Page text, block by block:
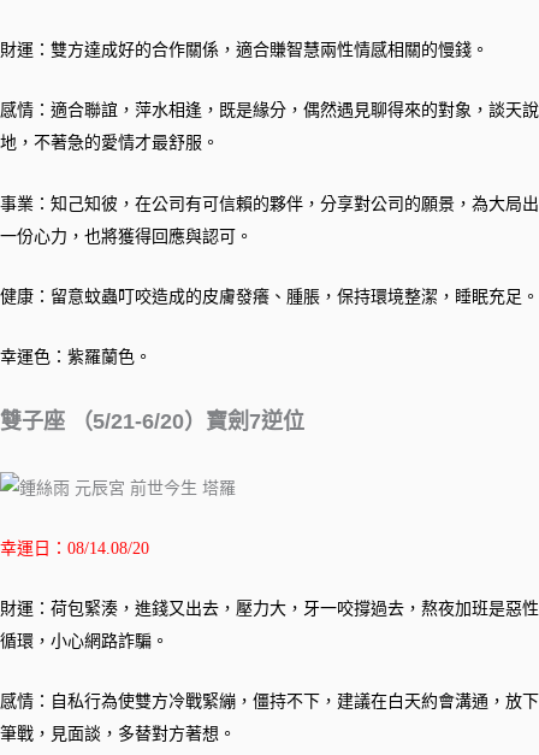
財運：雙方達成好的合作關係，適合賺智慧兩性情感相關的慢錢。
感情：適合聯誼，萍水相逢，既是緣分，偶然遇見聊得來的對象，談天說
地，不著急的愛情才最舒服。
事業：知己知彼，在公司有可信賴的夥伴，分享對公司的願景，為大局出
一份心力，也將獲得回應與認可。
健康：留意蚊蟲叮咬造成的皮膚發癢、腫脹，保持環境整潔，睡眠充足。
幸運色：紫羅蘭色。
雙子座 （5/21-6/20）寶劍7逆位
幸運日：08/14.08/20
財運：荷包緊湊，進錢又出去，壓力大，牙一咬撐過去，熬夜加班是惡性
循環，小心網路詐騙。
感情：自私行為使雙方冷戰緊繃，僵持不下，建議在白天約會溝通，放下
筆戰，見面談，多替對方著想。